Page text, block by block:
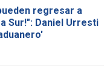
regresar a
Sur!": Daniel Urresti